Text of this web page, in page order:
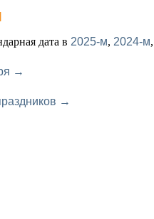
дата в 2025-м, 2024-м,
→
→